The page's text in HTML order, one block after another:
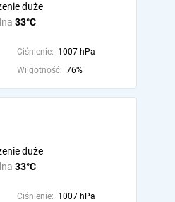
33°C
duże
Ciśnienie: 1007 hPa
Wilgotność: 76%
33°C
duże
Ciśnienie: 1007 hPa